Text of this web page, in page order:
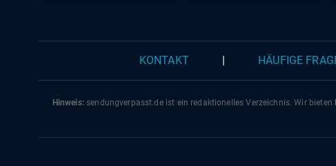
KONTAKT HÄUFIGE
Hinweis:sendungverpasst.deist ein redaktionelles Verzeichnis. Wir bieten